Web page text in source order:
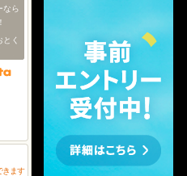
なら
く
きます